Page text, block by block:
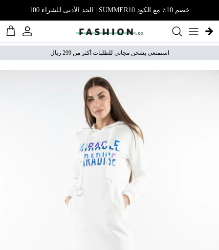
خصم 10٪ مع الكود SUMMER10 | الحد الأدنى للشراء 100
الحساب
استمتعي بشحن مجاني للطلبات أكثر من 299 ريال